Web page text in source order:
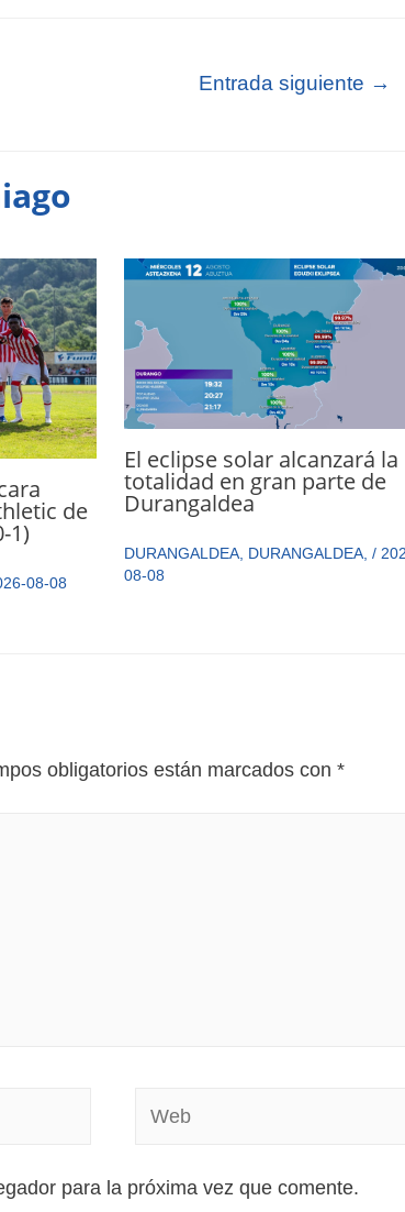
Entrada siguiente →
de
1)
08-08
El eclipse solar alcanzará la
totalidad en gran parte de
Durangaldea
DURANGALDEA, DURANGALDEA, /
08-08
obligatorios están marcados con *
para la próxima vez que comente.